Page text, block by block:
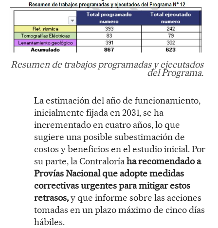
Resumen de trabajos programadas y ejecutados
del Programa.
La estimación del año de funcionamiento,
inicialmente fijada en 2031, se ha
incrementado en cuatro años, lo que
sugiere una posible subestimación de
costos y beneficios en el estudio inicial. Por
su parte, la Contraloríaha recomendado a
Provías Nacional que adopte medidas
correctivas urgentes para mitigar estos
retrasos,y que informe sobre las acciones
tomadas en un plazo máximo de cinco días
hábiles.